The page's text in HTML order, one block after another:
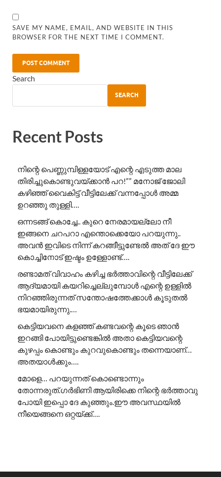
SAVE MY NAME, EMAIL, AND WEBSITE IN THIS
BROWSER FOR THE NEXT TIME I COMMENT.
Search
SEARCH
Recent Posts
നിന്റെ പെണ്ണുമ്പിള്ളയോട് എന്റെ എടുത്ത മാല
തിരിച്ചുകൊണ്ടുവയ്ക്കാൻ പറ!”” ​മനോജ് ജോലി
കഴിഞ്ഞ് വൈകിട്ട് വീട്ടിലേക്ക് വന്നപ്പോൾ അമ്മ
ഉറഞ്ഞു തുള്ളി….
ഒന്നടങ്ങ് കൊച്ചേ.. കുറെ നേരമായല്ലോ നീ
ഇങ്ങനെ ചറപറാ എന്തൊക്കെയോ പറയുന്നു..
അവൻ ഇവിടെ നിന്ന് കറങ്ങീട്ടുണ്ടേൽ അത് ദേ ഈ
കൊച്ചിനോട് ഇഷ്ടം ഉള്ളോണ്ട്….
രണ്ടാമത് വിവാഹം കഴിച്ച ഭർത്താവിന്റെ വീട്ടിലേക്ക്
ആദ്യമായി കയറിച്ചെല്ലുമ്പോൾ എന്റെ ഉള്ളിൽ
നിറഞ്ഞിരുന്നത് സന്തോഷത്തേക്കാൾ കൂടുതൽ
ഭയമായിരുന്നു.…
കെട്ടിയവനെ കളഞ്ഞ് കണ്ടവന്റെ കൂടെ ഞാൻ
ഇറങ്ങി പോയിട്ടുണ്ടെങ്കിൽ അതാ കെട്ടിയവന്റെ
കുഴപ്പം കൊണ്ടും കുറവുകൊണ്ടും തന്നെയാണ്…
അതയാൾക്കും….
മോളെ… പറയുന്നത് കൊണ്ടൊന്നും
തോന്നരുത്.ഗർഭിണി ആയിരിക്കെ നിന്റെ ഭർത്താവു
പോയി ഇപ്പൊ ദേ കുഞ്ഞും.ഈ അവസ്ഥയിൽ
നീയെങ്ങനെ ഒറ്റയ്ക്ക്….